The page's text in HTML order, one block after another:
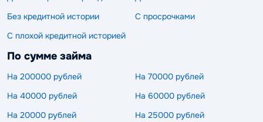
Без кредитной истории
С просрочками
С плохой кредитной историей
По сумме займа
На 200000 рублей
На 70000 рублей
На 40000 рублей
На 60000 рублей
На 20000 рублей
На 25000 рублей